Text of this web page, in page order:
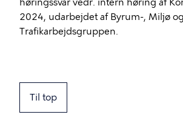
høringssvar vedr. intern høring af
2024, udarbejdet af Byrum-, Miljø og
Trafikarbejdsgruppen.
Til top